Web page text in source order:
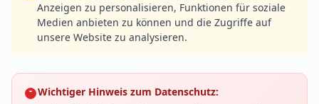
Anzeigen zu personalisieren, Funktionen für soziale
Medien anbieten zu können und die Zugriffe auf
unsere Website zu analysieren.
Wichtiger Hinweis zum Datenschutz: